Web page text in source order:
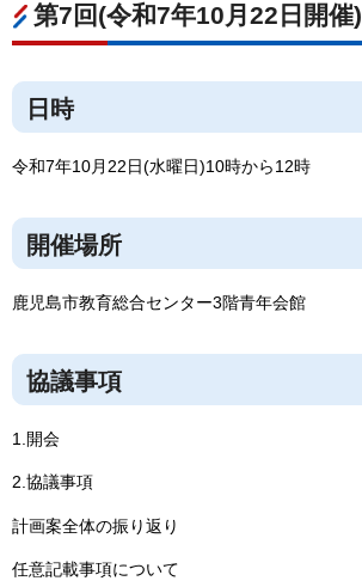
第7回(令和7年10月22日開催)
日時
令和7年10月22日(水曜日)10時から12時
開催場所
鹿児島市教育総合センター3階青年会館
協議事項
1.開会
2.協議事項
計画案全体の振り返り
任意記載事項について